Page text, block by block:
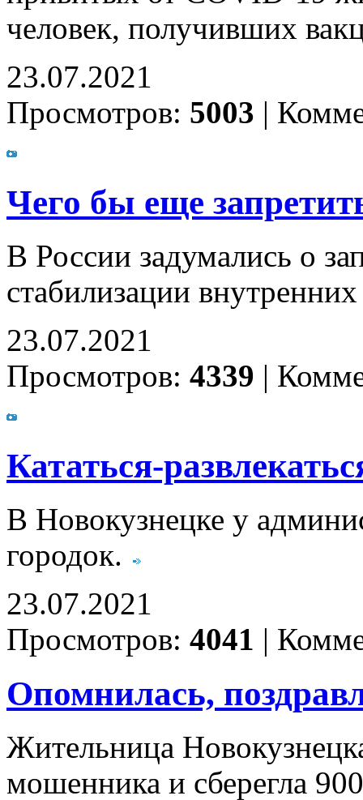
человек, получивших
23.07.2021
Просмотров: 5003 |
Чего бы еще
В России задумались о
стабилизации
23.07.2021
Просмотров: 4339 |
Кататься-
В Новокузнецке у
городок.
23.07.2021
Просмотров: 4041 |
Опомнилась,
Жительница
мошенника и сберегла